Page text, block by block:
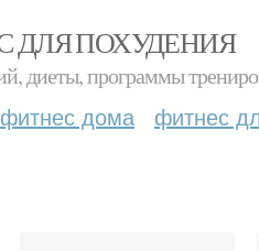
ДЛЯ ПОХУДЕНИЯ
диеты, программы
фитнес дома фитнес